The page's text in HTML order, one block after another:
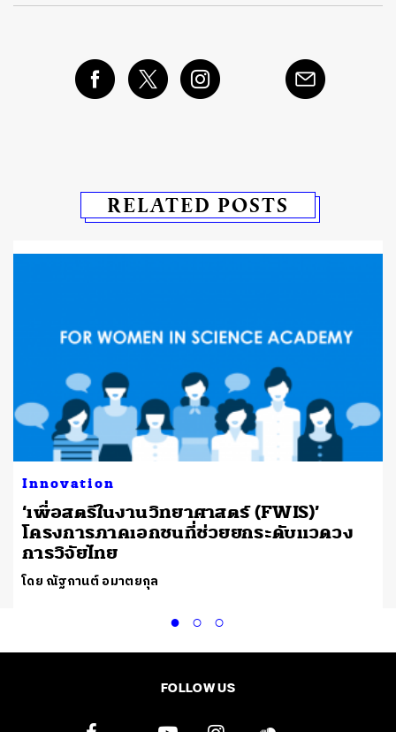
RELATED POSTS
Innovation
‘เพื่อสตรีในงานวิทยาศาสตร์ (FWIS)’
โครงการภาคเอกชนที่ช่วยยกระดับแวดวง
การวิจัยไทย
โดย ณัฐกานต์ อมาตยกุล
FOLLOW US